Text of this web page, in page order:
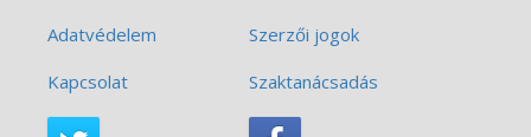
Adatvédelem
Szerzői jogok
Kapcsolat
Szaktanácsadás